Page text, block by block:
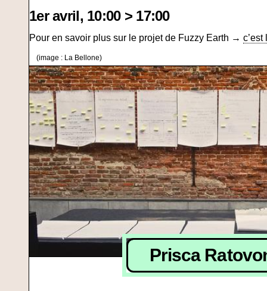
1er avril, 10:00 > 17:00
Pour en savoir plus sur le projet de Fuzzy Earth → c’est
(image : La Bellone)
Prisca